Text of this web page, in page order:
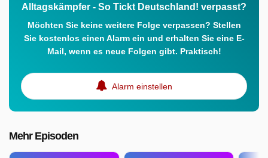
Alltagskämpfer - So Tickt Deutschland! verpasst?
Möchten Sie keine weitere Folge verpassen? Stellen
Sie kostenlos einen Alarm ein und erhalten Sie eine E-
Mail, wenn es neue Folgen gibt. Praktisch!
Alarm einstellen
Mehr Episoden